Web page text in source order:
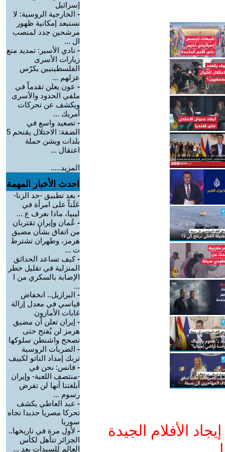
الأفلام الجيدة
إسرائيل
- الخارجية الروسية: لا
نستبعد إمكانية ظهور
مرشحين جدد لمنصب
ال ...
- نادي الأسير: تمديد منع
زيارات الأسرى
الفلسطينيين يكرّس
عزلهم ...
- عون يعلن تقدماً في
ملفي الحدود والأسرى
ويكشف عن تحركات
أمريك ...
- تصعيد واسع في
الضفة: الاحتلال يقتحم 5
بلدات ويشن حملة
اعتقال ...
المزيد.....
احدث الأخبار المهمة
- بعد تطبيق -حد الزنا-
عَلَناً على امرأة في
ليبيا، ماذا نعرف ع ...
- عُمان وإيران تقتربان
من اتفاق بشأن مضيق
هرمز، وطهران تشترط
ت ...
-كيف تساعد الحدائق
المنزلية في تقليل خطر
الإصابة بالسكري من ا
...
- البرازيل.. انخفاض
قياسي في معدل إزالة
غابات الأمازون
- إيران تعلن أن مضيق
هرمز لن يٌفتح حتى
تصحح واشنطن سلوكها
- الضربات الروسية
تربك إمداد الناتو لكييف
- فانس: نحن في
-منتصف اللعبة- وإيران
أبلغتنا أنها لن تفرض
رسوم ...
- عبد العاطي يكشف
تحركا مصريا جديدا تجاه
سوريا
- لأول مرة في تاريخها..
الجزائر تتأهل لكأس
العالم للسيدات بعد ...